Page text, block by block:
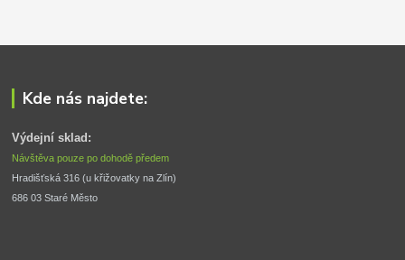
Kde nás najdete:
Výdejní sklad:
Návštěva pouze po dohodě předem
Hradišťská 316 (u křižovatky na Zlín)
686 03 Staré Město